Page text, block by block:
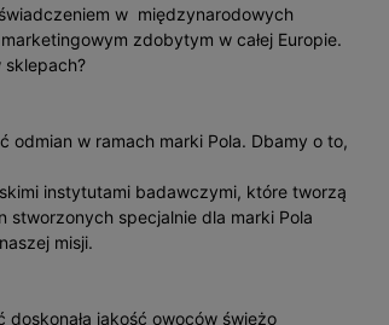
w międzynarodowych
zdobytym w całej Europie.
sklepach?
odmian w ramach marki Pola. Dbamy o to,
instytutami badawczymi, które tworzą
specjalnie dla marki Pola
misji.
jakość owoców świeżo